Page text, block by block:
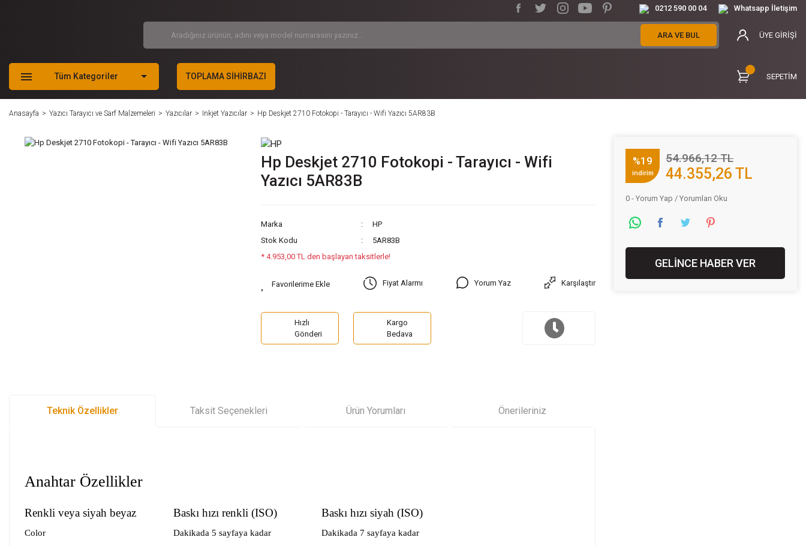
0212 590 00 04 Whatsapp İletişim
ARA VE BUL ÜYE GİRİŞİ
Tüm Kategoriler TOPLAMA SİHİRBAZI SEPETİM
Anasayfa Yazıcı Tarayıcı ve Sarf Malzemeleri Yazıcılar Inkjet Yazıcılar Hp Deskjet 2710 Fotokopi - Tarayıcı - Wifi Yazıcı 5AR83B
Hp Deskjet 2710 Fotokopi - Tarayıcı - Wifi
Yazıcı 5AR83B
Marka
HP
Stok Kodu
5AR83B
* 4.953,00 TL den başlayan taksitlerle!
Fiyat Alarmı Yorum Yaz Karşılaştır
Hızlı
Gönderi
Kargo
Bedava
Teknik Özellikler Taksit Seçenekleri Ürün Yorumları Önerileriniz
Anahtar Özellikler
Renkli veya siyah beyaz
Color
Baskı hızı renkli (ISO)
Dakikada 5 sayfaya kadar
Baskı hızı siyah (ISO)
Dakikada 7 sayfaya kadar
%19
indirim 44.355,26 TL
54.966,12 TL
0 - Yorum Yap / Yorumları Oku
GELİNCE HABER VER